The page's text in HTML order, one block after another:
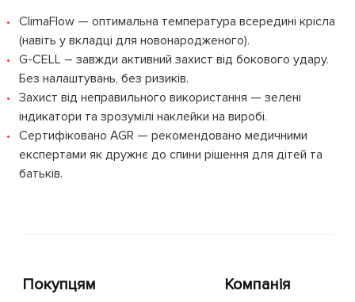
ClimaFlow — оптимальна температура всередині крісла
(навіть у вкладці для новонародженого).
G-CELL – завжди активний захист від бокового удару.
Без налаштувань, без ризиків.
Захист від неправильного використання — зелені
індикатори та зрозумілі наклейки на виробі.
Сертифіковано AGR — рекомендовано медичними
експертами як дружнє до спини рішення для дітей та
батьків.
Покупцям Компанія